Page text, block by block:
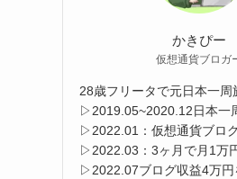
かきぴー
仮想通貨ブロガ
28歳フリータで元日本一周
▷2019.05~2020.12日本一
▷2022.01：仮想通貨ブロ
▷2022.03：3ヶ月で月1万
▷2022.07ブログ収益4万円